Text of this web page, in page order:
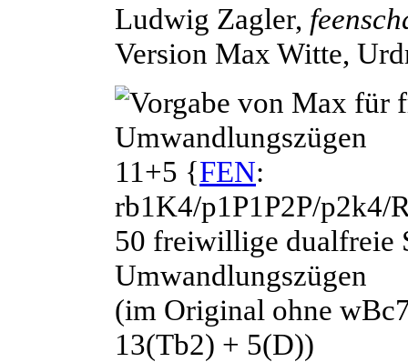
Ludwig Zagler,
Version Max Witte,
11+5 {FEN:
rb1K4/p1P1P2P/
50 freiwillige dualfreie
Umwandlungszügen
(im Original ohne
13(Tb2) + 5(D))